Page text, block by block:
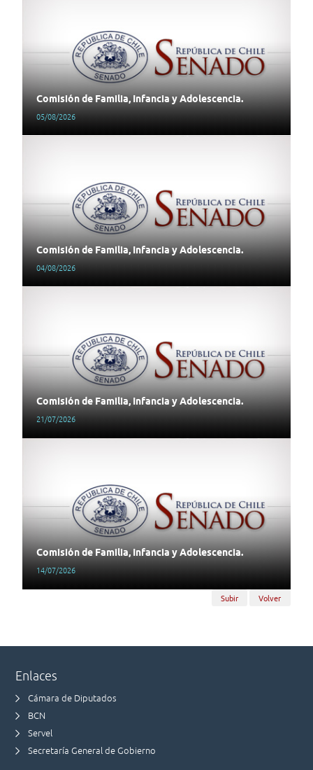
Comisión de Familia, Infancia y Adolescencia.
05/08/2026
Comisión de Familia, Infancia y Adolescencia.
04/08/2026
Comisión de Familia, Infancia y Adolescencia.
21/07/2026
Comisión de Familia, Infancia y Adolescencia.
14/07/2026
Subir Volver
Enlaces
Cámara de Diputados
BCN
Servel
Secretaría General de Gobierno